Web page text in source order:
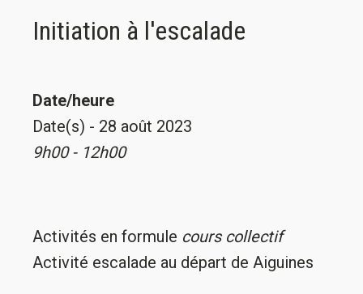
Initiation à l'escalade
Date/heure
Date(s) - 28 août 2023
9h00 - 12h00
Activités en formule cours collectif
Activité escalade au départ de Aiguines